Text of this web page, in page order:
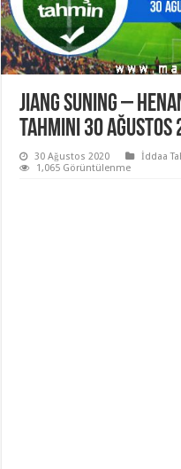
Jiang Suning –
Tahmini 30 Ağustos
30 Ağustos 2020 İddaa
1,065 Görüntülenme